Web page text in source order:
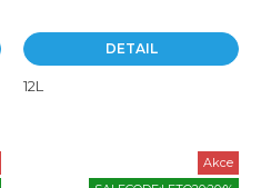
DETAIL
12L
Akce